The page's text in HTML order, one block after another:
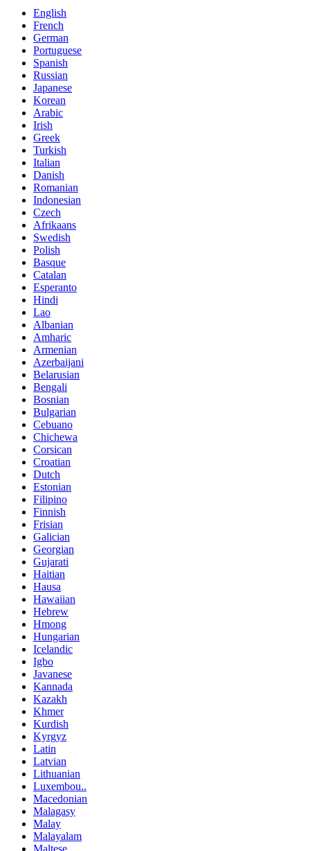
English
French
German
Portuguese
Spanish
Russian
Japanese
Korean
Arabic
Irish
Greek
Turkish
Italian
Danish
Romanian
Indonesian
Czech
Afrikaans
Swedish
Polish
Basque
Catalan
Esperanto
Hindi
Lao
Albanian
Amharic
Armenian
Azerbaijani
Belarusian
Bengali
Bosnian
Bulgarian
Cebuano
Chichewa
Corsican
Croatian
Dutch
Estonian
Filipino
Finnish
Frisian
Galician
Georgian
Gujarati
Haitian
Hausa
Hawaiian
Hebrew
Hmong
Hungarian
Icelandic
Igbo
Javanese
Kannada
Kazakh
Khmer
Kurdish
Kyrgyz
Latin
Latvian
Lithuanian
Luxembou..
Macedonian
Malagasy
Malay
Malayalam